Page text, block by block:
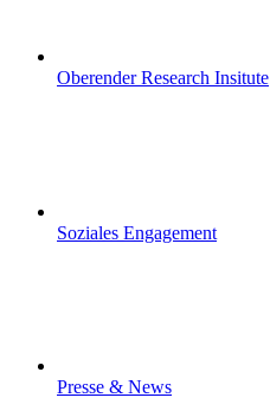
Oberender Research Insitute
Soziales Engagement
Presse & News